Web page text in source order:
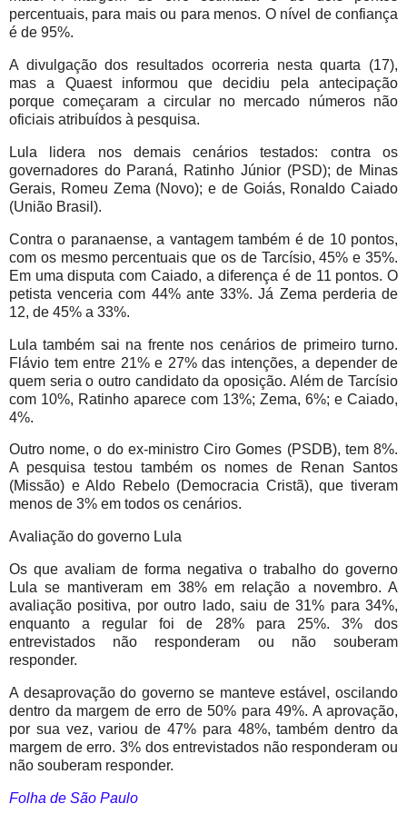
percentuais, para mais ou para menos. O nível de confiança
é de 95%.
A divulgação dos resultados ocorreria nesta quarta (17),
mas a Quaest informou que decidiu pela antecipação
porque começaram a circular no mercado números não
oficiais atribuídos à pesquisa.
Lula lidera nos demais cenários testados: contra os
governadores do Paraná, Ratinho Júnior (PSD); de Minas
Gerais, Romeu Zema (Novo); e de Goiás, Ronaldo Caiado
(União Brasil).
Contra o paranaense, a vantagem também é de 10 pontos,
com os mesmo percentuais que os de Tarcísio, 45% e 35%.
Em uma disputa com Caiado, a diferença é de 11 pontos. O
petista venceria com 44% ante 33%. Já Zema perderia de
12, de 45% a 33%.
Lula também sai na frente nos cenários de primeiro turno.
Flávio tem entre 21% e 27% das intenções, a depender de
quem seria o outro candidato da oposição. Além de Tarcísio
com 10%, Ratinho aparece com 13%; Zema, 6%; e Caiado,
4%.
Outro nome, o do ex-ministro Ciro Gomes (PSDB), tem 8%.
A pesquisa testou também os nomes de Renan Santos
(Missão) e Aldo Rebelo (Democracia Cristã), que tiveram
menos de 3% em todos os cenários.
Avaliação do governo Lula
Os que avaliam de forma negativa o trabalho do governo
Lula se mantiveram em 38% em relação a novembro. A
avaliação positiva, por outro lado, saiu de 31% para 34%,
enquanto a regular foi de 28% para 25%. 3% dos
entrevistados não responderam ou não souberam
responder.
A desaprovação do governo se manteve estável, oscilando
dentro da margem de erro de 50% para 49%. A aprovação,
por sua vez, variou de 47% para 48%, também dentro da
margem de erro. 3% dos entrevistados não responderam ou
não souberam responder.
Folha de São Paulo